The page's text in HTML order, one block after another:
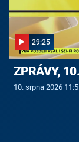
29:25
ZPRÁVY,
10. srpna 2026